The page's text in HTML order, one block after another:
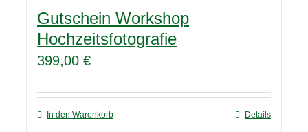
Gutschein Workshop
Hochzeitsfotografie
399,00 €
In den Warenkorb Details